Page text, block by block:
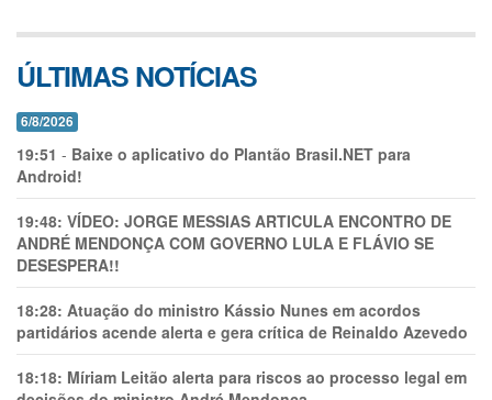
ÚLTIMAS NOTÍCIAS
6/8/2026
19:51 - Baixe o aplicativo do Plantão Brasil.NET para
Android!
19:48: VÍDEO: JORGE MESSIAS ARTICULA ENCONTRO DE
ANDRÉ MENDONÇA COM GOVERNO LULA E FLÁVIO SE
DESESPERA!!
18:28: Atuação do ministro Kássio Nunes em acordos
partidários acende alerta e gera crítica de Reinaldo Azevedo
18:18: Míriam Leitão alerta para riscos ao processo legal em